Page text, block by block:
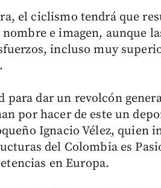
el ciclismo tendrá que
e imagen, aunque
incluso muy
para dar un revolcón
por hacer de este un
Ignacio Vélez, quien
del Colombia es
en Europa.